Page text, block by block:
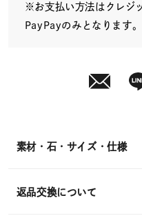
※お支払い方法はクレジ
PayPayのみとなります。
素材・石・サイズ・仕様
返品交換について